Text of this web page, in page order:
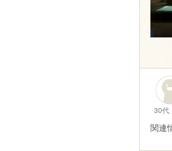
30代
関連